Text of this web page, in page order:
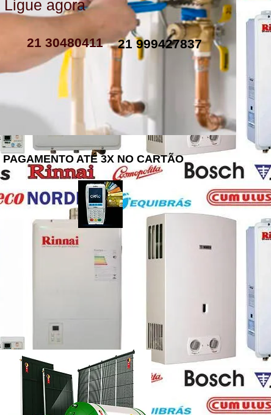
resistencia de boiler eletrico
resistencia eletrica boiler
resistencia para boiler preço
resistencia boiler komeco
Ligue agora
21 30480411 21 999427837
PAGAMENTO ATÉ 3X NO CARTÃO